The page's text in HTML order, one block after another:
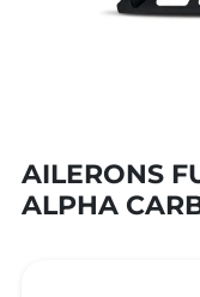
AILERONS
ALPHA